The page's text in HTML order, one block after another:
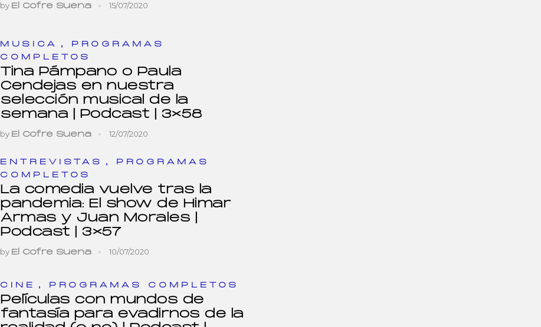
by El Cofre Suena 15/07/2020
MUSICA , PROGRAMAS
COMPLETOS
Tina Pámpano o Paula
Cendejas en nuestra
selección musical de la
semana | Podcast | 3×58
by El Cofre Suena 12/07/2020
ENTREVISTAS , PROGRAMAS
COMPLETOS
La comedia vuelve tras la
pandemia: El show de Himar
Armas y Juan Morales |
Podcast | 3×57
by El Cofre Suena 10/07/2020
CINE , PROGRAMAS COMPLETOS
Películas con mundos de
fantasía para evadirnos de la